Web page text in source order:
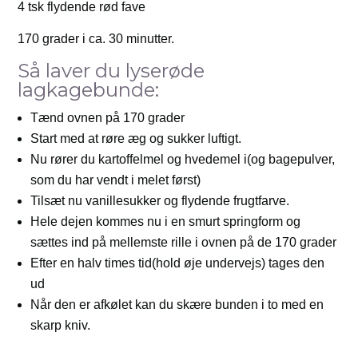
4 tsk flydende rød fave
170 grader i ca. 30 minutter.
Så laver du lyserøde
lagkagebunde:
Tænd ovnen på 170 grader
Start med at røre æg og sukker luftigt.
Nu rører du kartoffelmel og hvedemel i(og bagepulver,
som du har vendt i melet først)
Tilsæt nu vanillesukker og flydende frugtfarve.
Hele dejen kommes nu i en smurt springform og
sættes ind på mellemste rille i ovnen på de 170 grader
Efter en halv times tid(hold øje undervejs) tages den
ud
Når den er afkølet kan du skære bunden i to med en
skarp kniv.